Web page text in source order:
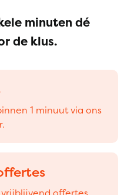
minuten dé
de klus.
1 minuut via ons